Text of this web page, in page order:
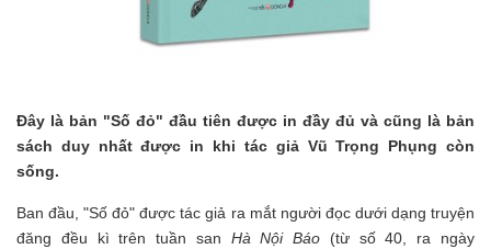
Đây là bản "Số đỏ" đầu tiên được in đầy đủ và cũng là bản
sách duy nhất được in khi tác giả Vũ Trọng Phụng còn
sống.
Ban đầu, "Số đỏ" được tác giả ra mắt người đọc dưới dạng truyện
đăng đều kì trên tuần san Hà Nội Báo (từ số 40, ra ngày